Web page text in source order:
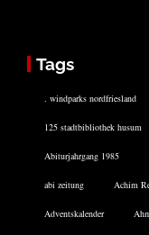
Tags
. windparks nordfriesland
125 stadtbibliothek husum
Abiturjahrgang 1985
abi zeitung Achim
Adventskalender